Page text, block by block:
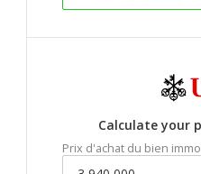
Calculate your
Prix d'achat du bien